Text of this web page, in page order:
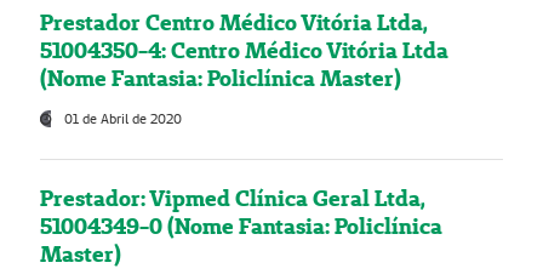
Prestador Centro Médico Vitória Ltda,
51004350-4: Centro Médico Vitória Ltda
(Nome Fantasia: Policlínica Master)
01 de Abril de 2020
Prestador: Vipmed Clínica Geral Ltda,
51004349-0 (Nome Fantasia: Policlínica
Master)